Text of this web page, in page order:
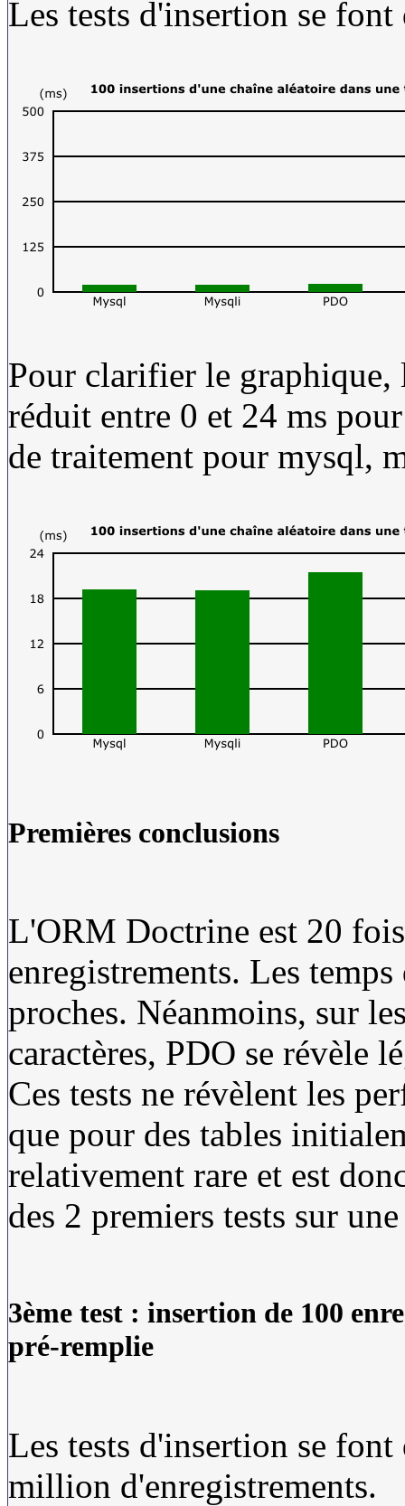
Les tests d'insertion se
Pour clarifier le
réduit entre 0 et 24 ms
de traitement pour mysql,
Premières conclusions
L'ORM Doctrine est 20
enregistrements. Les
proches. Néanmoins, sur
caractères, PDO se révèle
Ces tests ne révèlent les
que pour des tables
relativement rare et est
des 2 premiers tests sur
3ème test : insertion de 100
pré-remplie
Les tests d'insertion se
million d'enregistrements.